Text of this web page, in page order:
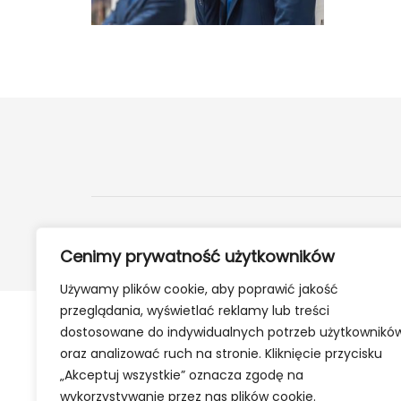
Cenimy prywatność użytkowników
Używamy plików cookie, aby poprawić jakość
przeglądania, wyświetlać reklamy lub treści
dostosowane do indywidualnych potrzeb
oraz analizować ruch na stronie. Kliknięcie przycisku
„Akceptuj wszystkie” oznacza zgodę na
wykorzystywanie przez nas plików cookie.